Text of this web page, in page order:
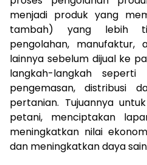
menjadi produk yang
tambah) yang lebih
pengolahan, manufaktur,
lainnya sebelum dijual ke
langkah-langkah seperti
pengemasan, distribusi
pertanian. Tujuannya
petani, menciptakan
meningkatkan nilai
dan meningkatkan daya